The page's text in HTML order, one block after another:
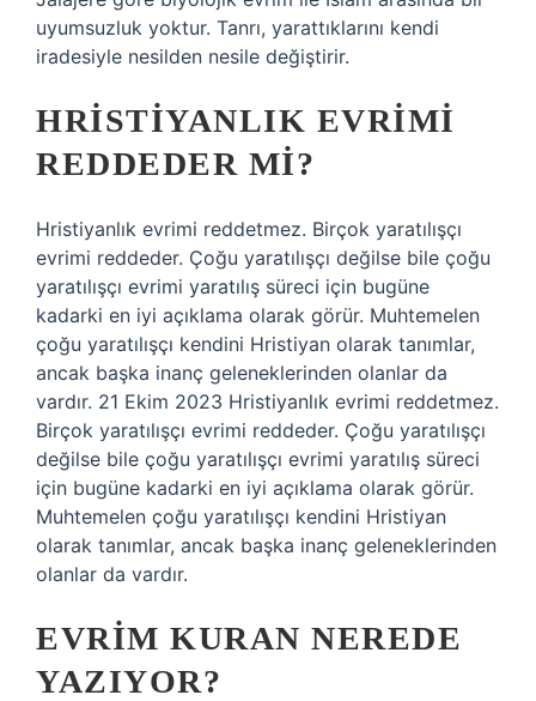
uyumsuzluk yoktur. Tanrı, yarattıklarını kendi
iradesiyle nesilden nesile değiştirir.
HRISTIYANLIK EVRIMI
REDDEDER MI?
Hristiyanlık evrimi reddetmez. Birçok yaratılışçı
evrimi reddeder. Çoğu yaratılışçı değilse bile çoğu
yaratılışçı evrimi yaratılış süreci için bugüne
kadarki en iyi açıklama olarak görür. Muhtemelen
çoğu yaratılışçı kendini Hristiyan olarak tanımlar,
ancak başka inanç geleneklerinden olanlar da
vardır. 21 Ekim 2023 Hristiyanlık evrimi reddetmez.
Birçok yaratılışçı evrimi reddeder. Çoğu yaratılışçı
değilse bile çoğu yaratılışçı evrimi yaratılış süreci
için bugüne kadarki en iyi açıklama olarak görür.
Muhtemelen çoğu yaratılışçı kendini Hristiyan
olarak tanımlar, ancak başka inanç geleneklerinden
olanlar da vardır.
EVRIM KURAN NEREDE
YAZIYOR?